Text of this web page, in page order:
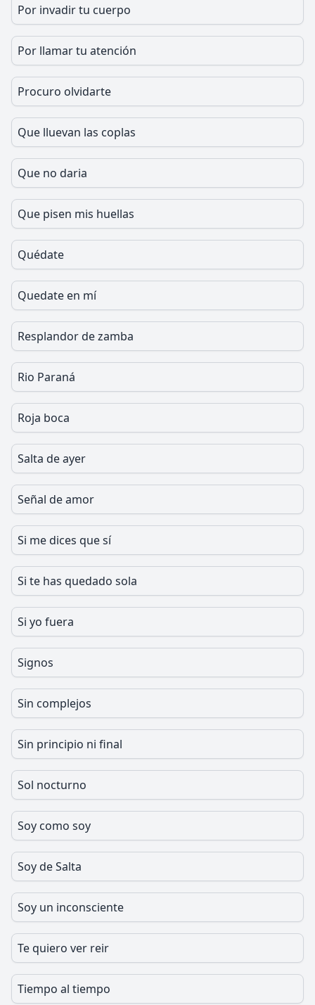
Por invadir tu cuerpo
Por llamar tu atención
Procuro olvidarte
Que lluevan las coplas
Que no daria
Que pisen mis huellas
Quédate
Quedate en mí
Resplandor de zamba
Rio Paraná
Roja boca
Salta de ayer
Señal de amor
Si me dices que sí
Si te has quedado sola
Si yo fuera
Signos
Sin complejos
Sin principio ni final
Sol nocturno
Soy como soy
Soy de Salta
Soy un inconsciente
Te quiero ver reir
Tiempo al tiempo